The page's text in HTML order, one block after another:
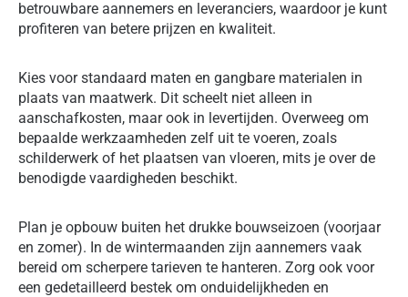
betrouwbare aannemers en leveranciers, waardoor je kunt
profiteren van betere prijzen en kwaliteit.
Kies voor standaard maten en gangbare materialen in
plaats van maatwerk. Dit scheelt niet alleen in
aanschafkosten, maar ook in levertijden. Overweeg om
bepaalde werkzaamheden zelf uit te voeren, zoals
schilderwerk of het plaatsen van vloeren, mits je over de
benodigde vaardigheden beschikt.
Plan je opbouw buiten het drukke bouwseizoen (voorjaar
en zomer). In de wintermaanden zijn aannemers vaak
bereid om scherpere tarieven te hanteren. Zorg ook voor
een gedetailleerd bestek om onduidelijkheden en